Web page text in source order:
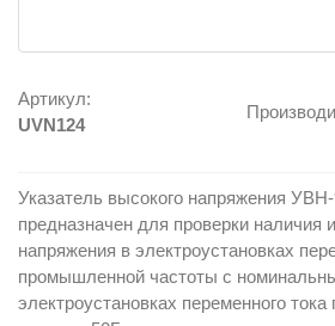
Артикул:
UVN124
Указатель высокого напряжения
предназначен для проверки наличия
напряжения в электроустановках
промышленной частоты с
электроустановках переменного